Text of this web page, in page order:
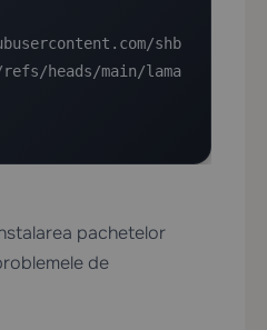
shb
refs/heads/main/lama
pachetelor
de